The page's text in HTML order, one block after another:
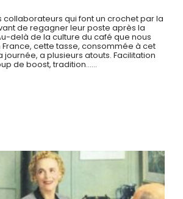
collaborateurs qui font un crochet par la
de regagner leur poste après la
delà de la culture du café que nous
cette tasse, consommée à cet
journée, a plusieurs atouts. Facilitation
de boost, tradition……